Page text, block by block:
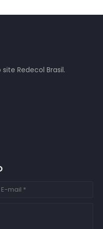
Redecol Brasil.